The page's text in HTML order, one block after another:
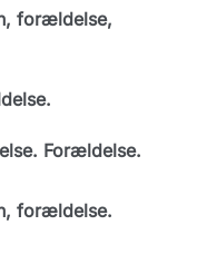
forældelse,
Forældelse.
forældelse.